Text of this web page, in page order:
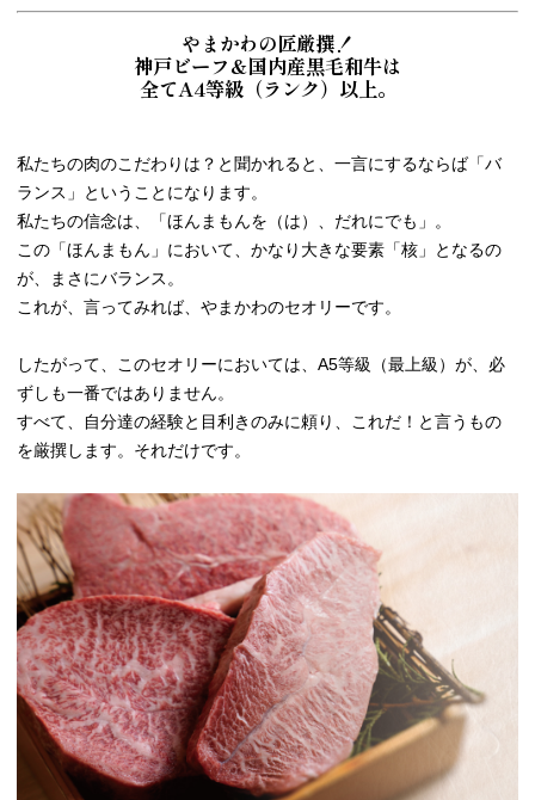
やまかわの匠厳撰！
神戸ビーフ＆国内産黒毛和牛は
全てA4等級（ランク）以上。
私たちの肉のこだわりは？と聞かれると、一言にするならば「バ
ランス」ということになります。
私たちの信念は、「ほんまもんを（は）、だれにでも」。
この「ほんまもん」において、かなり大きな要素「核」となるの
が、まさにバランス。
これが、言ってみれば、やまかわのセオリーです。
したがって、このセオリーにおいては、A5等級（最上級）が、必
ずしも一番ではありません。
すべて、自分達の経験と目利きのみに頼り、これだ！と言うもの
を厳撰します。それだけです。